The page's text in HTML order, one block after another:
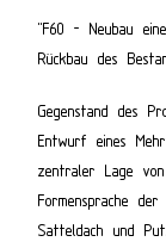
"F60 - Neubau
Rückbau des
Gegenstand des
Entwurf eines
zentraler Lage
Formensprache
Satteldach und